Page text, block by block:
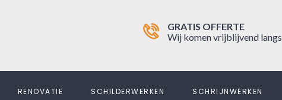
GRATIS OFFERTE
Wij komen vrijblijvend langs
RENOVATIE SCHILDERWERKEN SCHRIJNWERKEN